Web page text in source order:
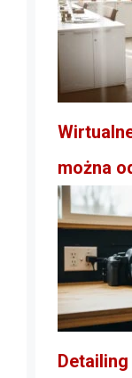
można